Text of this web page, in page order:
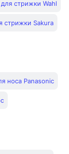
стрижки Wahl
стрижки Sakura
носа Panasonic